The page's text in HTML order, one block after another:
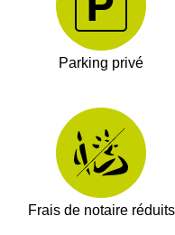
Parking privé
Frais de notaire réduits